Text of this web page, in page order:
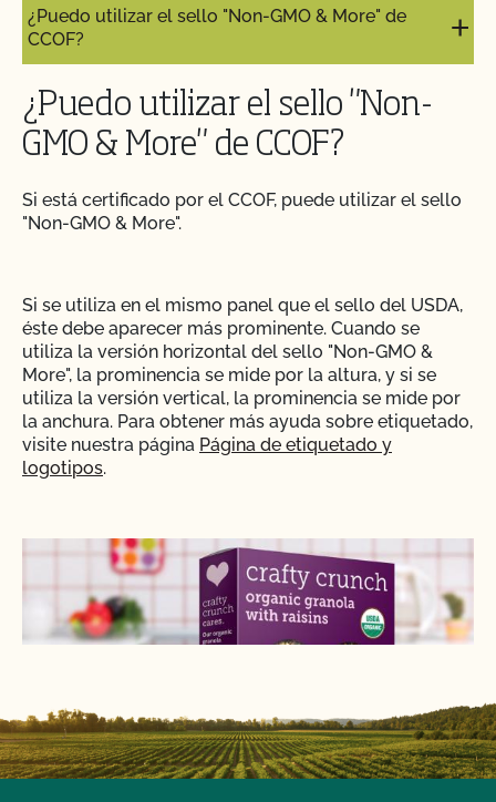
¿Puedo utilizar el sello "Non-GMO & More" de
CCOF?
¿Puedo utilizar el sello "Non-
GMO & More" de CCOF?
Si está certificado por el CCOF, puede utilizar el sello
"Non-GMO & More".
Si se utiliza en el mismo panel que el sello del USDA,
éste debe aparecer más prominente. Cuando se
utiliza la versión horizontal del sello "Non-GMO &
More", la prominencia se mide por la altura, y si se
utiliza la versión vertical, la prominencia se mide por
la anchura. Para obtener más ayuda sobre etiquetado,
visite nuestra página Página de etiquetado y
logotipos.